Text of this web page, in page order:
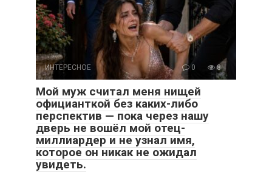
ИНТЕРЕСНОЕ 0 8
Мой муж считал меня нищей
официанткой без каких-либо
перспектив — пока через нашу
дверь не вошёл мой отец-
миллиардер и не узнал имя,
которое он никак не ожидал
увидеть.